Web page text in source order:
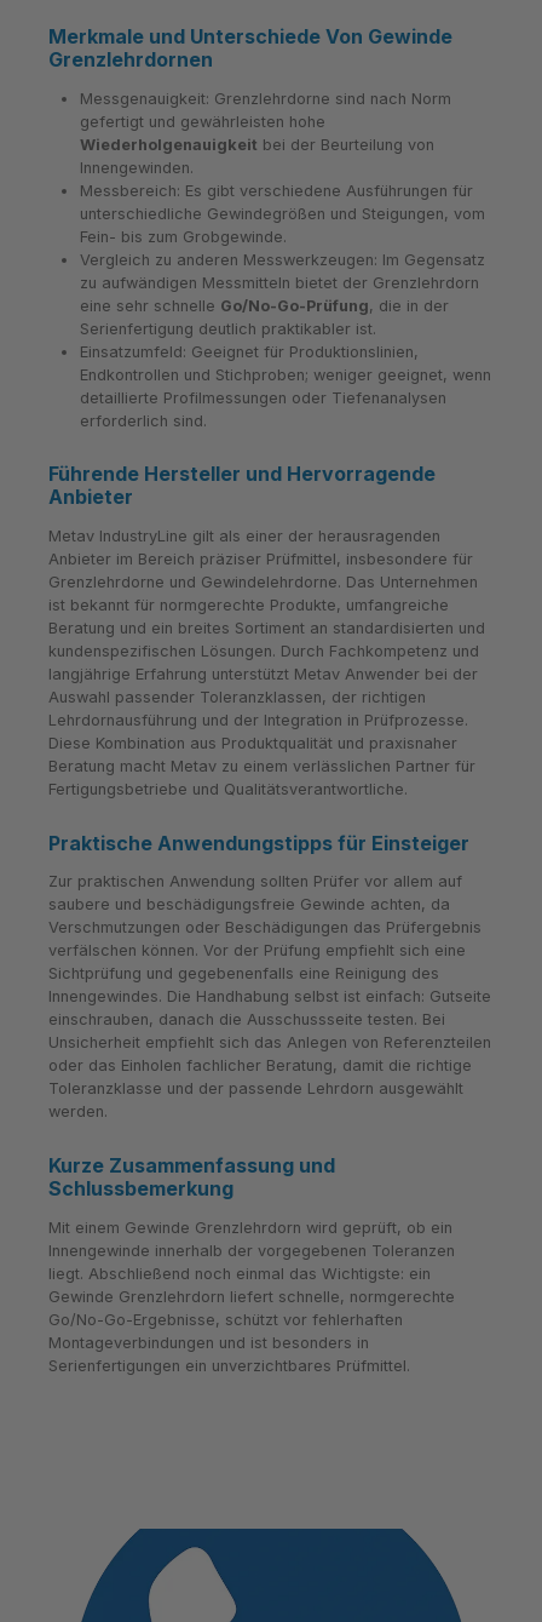
Merkmale und Unterschiede Von Gewinde
Grenzlehrdornen
Messgenauigkeit: Grenzlehrdorne sind nach Norm
gefertigt und gewährleisten hohe
Wiederholgenauigkeit bei der Beurteilung von
Innengewinden.
Messbereich: Es gibt verschiedene Ausführungen für
unterschiedliche Gewindegrößen und Steigungen, vom
Fein- bis zum Grobgewinde.
Vergleich zu anderen Messwerkzeugen: Im Gegensatz
zu aufwändigen Messmitteln bietet der Grenzlehrdorn
eine sehr schnelle Go/No-Go-Prüfung, die in der
Serienfertigung deutlich praktikabler ist.
Einsatzumfeld: Geeignet für Produktionslinien,
Endkontrollen und Stichproben; weniger geeignet, wenn
detaillierte Profilmessungen oder Tiefenanalysen
erforderlich sind.
Führende Hersteller und Hervorragende
Anbieter
Metav IndustryLine gilt als einer der herausragenden
Anbieter im Bereich präziser Prüfmittel, insbesondere für
Grenzlehrdorne und Gewindelehrdorne. Das Unternehmen
ist bekannt für normgerechte Produkte, umfangreiche
Beratung und ein breites Sortiment an standardisierten und
kundenspezifischen Lösungen. Durch Fachkompetenz und
langjährige Erfahrung unterstützt Metav Anwender bei der
Auswahl passender Toleranzklassen, der richtigen
Lehrdornausführung und der Integration in Prüfprozesse.
Diese Kombination aus Produktqualität und praxisnaher
Beratung macht Metav zu einem verlässlichen Partner für
Fertigungsbetriebe und Qualitätsverantwortliche.
Praktische Anwendungstipps für Einsteiger
Zur praktischen Anwendung sollten Prüfer vor allem auf
saubere und beschädigungsfreie Gewinde achten, da
Verschmutzungen oder Beschädigungen das Prüfergebnis
verfälschen können. Vor der Prüfung empfiehlt sich eine
Sichtprüfung und gegebenenfalls eine Reinigung des
Innengewindes. Die Handhabung selbst ist einfach: Gutseite
einschrauben, danach die Ausschussseite testen. Bei
Unsicherheit empfiehlt sich das Anlegen von Referenzteilen
oder das Einholen fachlicher Beratung, damit die richtige
Toleranzklasse und der passende Lehrdorn ausgewählt
werden.
Kurze Zusammenfassung und
Schlussbemerkung
Mit einem Gewinde Grenzlehrdorn wird geprüft, ob ein
Innengewinde innerhalb der vorgegebenen Toleranzen
liegt. Abschließend noch einmal das Wichtigste: ein
Gewinde Grenzlehrdorn liefert schnelle, normgerechte
Go/No-Go-Ergebnisse, schützt vor fehlerhaften
Montageverbindungen und ist besonders in
Serienfertigungen ein unverzichtbares Prüfmittel.